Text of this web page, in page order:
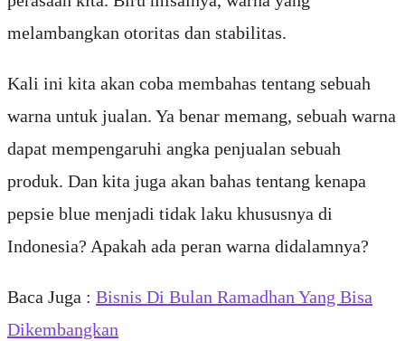
melambangkan otoritas dan stabilitas.
Kali ini kita akan coba membahas tentang sebuah
warna untuk jualan. Ya benar memang, sebuah warna
dapat mempengaruhi angka penjualan sebuah
produk. Dan kita juga akan bahas tentang kenapa
pepsie blue menjadi tidak laku khususnya di
Indonesia? Apakah ada peran warna didalamnya?
Baca Juga : Bisnis Di Bulan Ramadhan Yang Bisa
Dikembangkan